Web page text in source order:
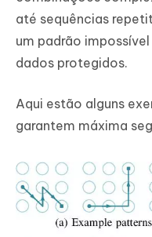
até sequências
um padrão
dados protegidos.
Aqui estão alguns
garantem máxima